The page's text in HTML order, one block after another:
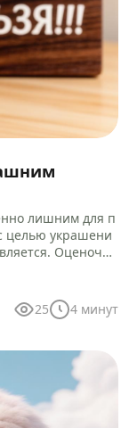
лишним для п
целью украшени
Оценочна
25 4 минут